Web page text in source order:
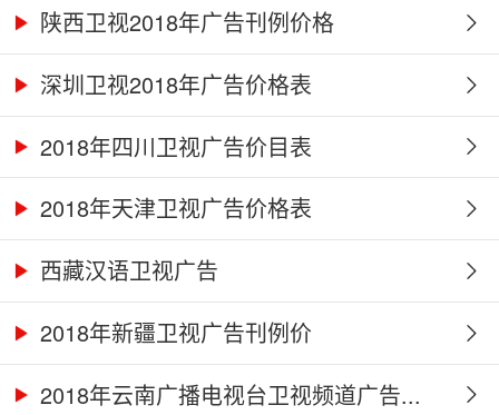
陕西卫视2018年广告刊例价格
深圳卫视2018年广告价格表
2018年四川卫视广告价目表
2018年天津卫视广告价格表
西藏汉语卫视广告
2018年新疆卫视广告刊例价
2018年云南广播电视台卫视频道广告...